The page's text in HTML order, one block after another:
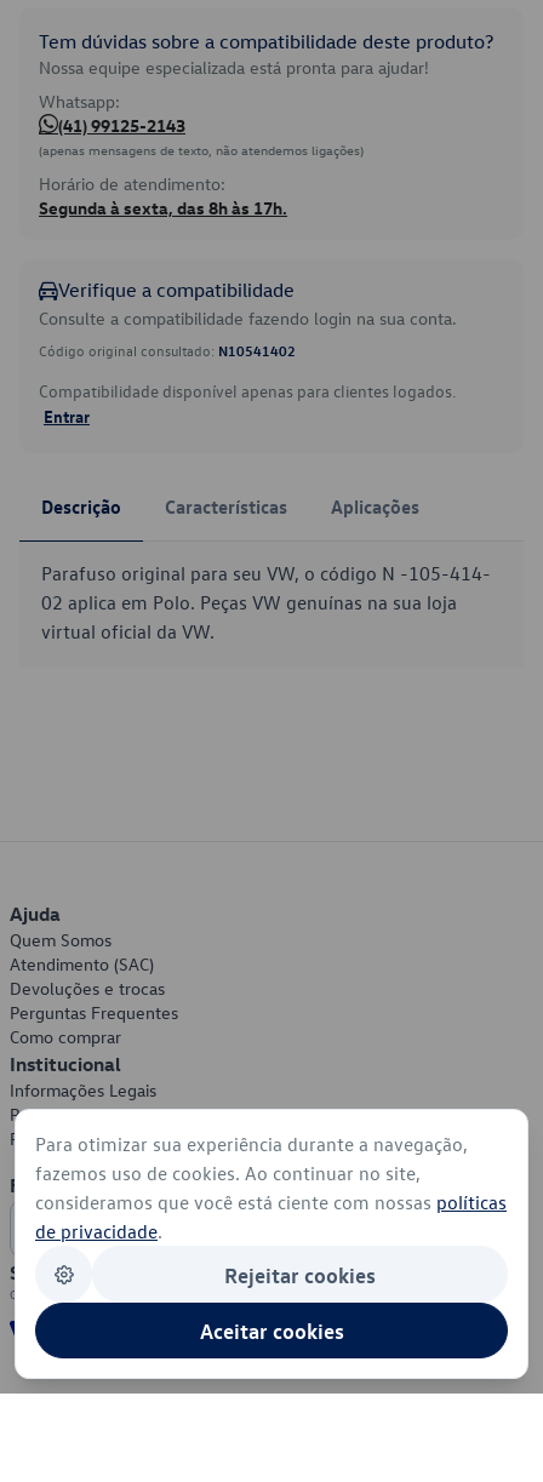
Tem dúvidas sobre a compatibilidade deste produto?
Nossa equipe especializada está pronta para ajudar!
Whatsapp:
(41) 99125-2143
(apenas mensagens de texto, não atendemos ligações)
Horário de atendimento:
Segunda à sexta, das 8h às 17h.
Verifique a compatibilidade
Consulte a compatibilidade fazendo login na sua conta.
Código original consultado: N10541402
Compatibilidade disponível apenas para clientes logados.
Entrar
Descrição Características Aplicações
Parafuso original para seu VW, o código N -105-414-
02 aplica em Polo. Peças VW genuínas na sua loja
virtual oficial da VW.
Ajuda
Quem Somos
Atendimento (SAC)
Devoluções e trocas
Perguntas Frequentes
Como comprar
Institucional
Informações Legais
Política de Privacidade
Política de Cookies
Formas de Pagamento
Segurança
Para otimizar sua experiência durante a navegação,
fazemos uso de cookies. Ao continuar no site,
consideramos que você está ciente com nossas políticas
de privacidade.
Rejeitar cookies
Aceitar cookies